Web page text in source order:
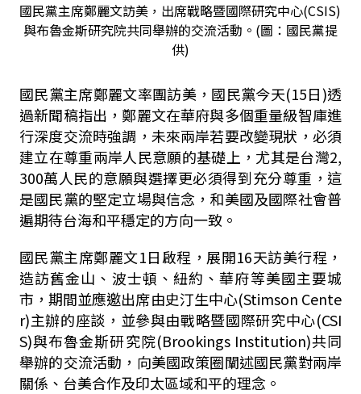
國民黨主席鄭麗文訪美，出席戰略暨國際研究中心(CSIS)
與布魯金斯研究院共同舉辦的交流活動。(圖：國民黨提
供)
國民黨主席鄭麗文率團訪美，國民黨今天(15日)透
過新聞稿指出，鄭麗文在華府與多個重量級智庫進
行深度交流時強調，未來兩岸若要改變現狀，必須
建立在尊重兩岸人民意願的基礎上，尤其是台灣2,
300萬人民的意願與選擇更必須得到充分尊重，這
是國民黨的堅定立場與信念，和美國及國際社會普
遍期待台海和平穩定的方向一致。
國民黨主席鄭麗文1日啟程，展開16天訪美行程，
造訪舊金山、波士頓、紐約、華府等美國主要城
市，期間並應邀出席由史汀生中心(Stimson Cente
r)主辦的座談，並參與由戰略暨國際研究中心(CSI
S)與布魯金斯研究院(Brookings Institution)共同
舉辦的交流活動，向美國政策圈闡述國民黨對兩岸
關係、台美合作及印太區域和平的理念。